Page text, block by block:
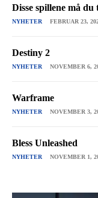
Disse spillene må du
NYHETER FEBRUAR 23,
Destiny 2
NYHETER NOVEMBER 6,
Warframe
NYHETER NOVEMBER 3,
Bless Unleashed
NYHETER NOVEMBER 1,